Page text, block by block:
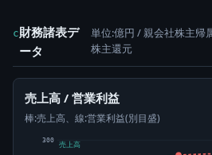
c財務諸表デ
ータ
単位:億円 / 親会社株主帰
株主還元
売上高 / 営業利益
棒:売上高、線:営業利益(別目盛)
300
売上高